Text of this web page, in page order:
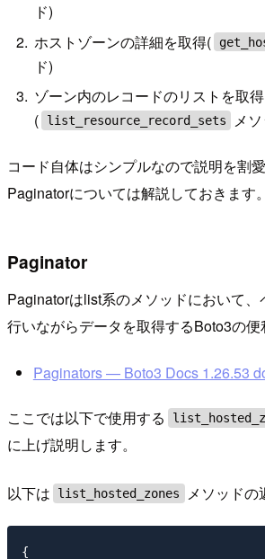
ド)
ホストゾーンの詳細を取得(
ド)
ゾーン内のレコードのリストを取得
(
list_resource_record_sets メ
コード自体はシンプルなので説明を割
Paginatorについては解説しておきます。
Paginator
Paginatorはlist系のメソッドにおいて
行いながらデータを取得するBoto3の便
Paginators — Boto3 Docs 1.26.53
ここでは以下で使用する
に上げ説明します。
以下は list_hosted_zones メソッドの
{